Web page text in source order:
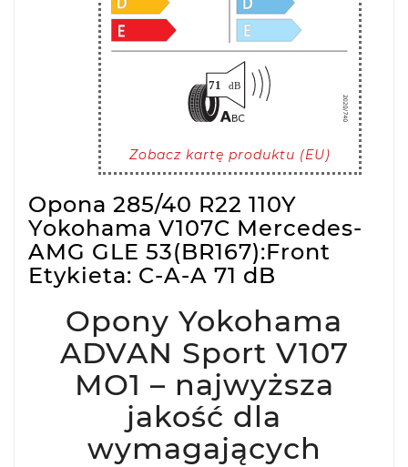
Zobacz kartę produktu (EU)
Opona 285/40 R22 110Y
Yokohama V107C Mercedes-
AMG GLE 53(BR167):Front
Etykieta: C-A-A 71 dB
Opony Yokohama
ADVAN Sport V107
MO1 – najwyższa
jakość dla
wymagających